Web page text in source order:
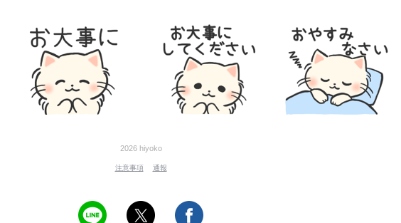
2026 hiyoko
注意事項 通報